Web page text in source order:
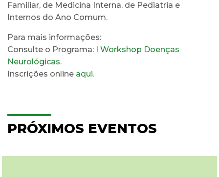
Familiar, de Medicina Interna, de Pediatria e
Internos do Ano Comum.
Para mais informações:
Consulte o Programa: I Workshop Doenças
Neurológicas.
Inscrições online aqui.
PRÓXIMOS EVENTOS